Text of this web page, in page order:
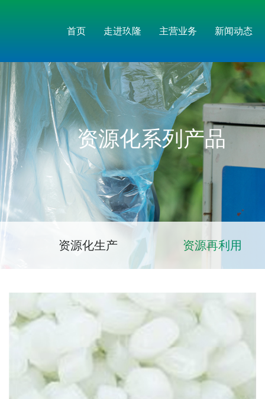
首页 走进玖隆 主营业务 新闻动态
资源化系列产品
资源化生产 资源再利用